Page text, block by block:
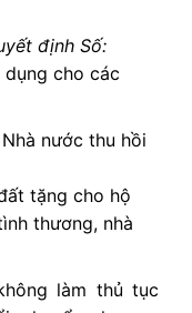
định Số:
dụng cho các
nước thu hồi
tặng cho hộ
thương, nhà
làm thủ tục